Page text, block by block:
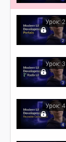
Урок: 2
Урок: 3
Урок: 4